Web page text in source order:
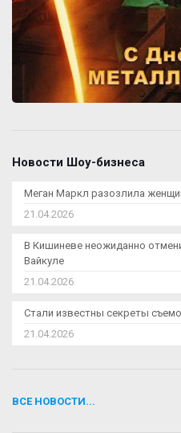
Новости Шоу-бизнеса
Меган Маркл разозлила
21.04.2026
В Кишиневе неожиданно
Вайкуле
21.04.2026
Стали известны секреты
21.04.2026
ВСЕ НОВОСТИ...